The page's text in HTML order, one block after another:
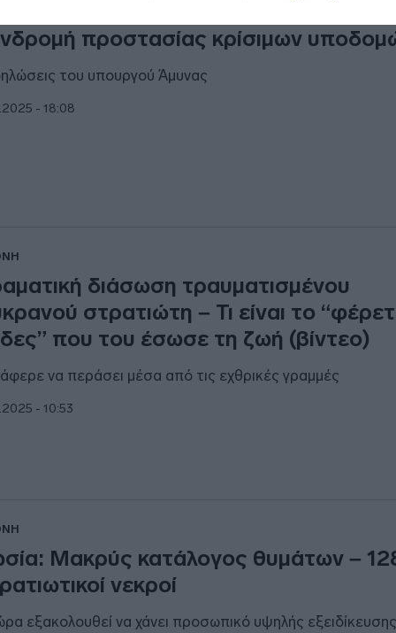
προστασίας κρίσιμων
του υπουργού Άμυνας
- 18:08
διάσωση τραυματισμένου
στρατιώτη – Τι είναι το
που του έσωσε τη ζωή (βίντεο)
να περάσει μέσα από τις εχθρικές γραμμές
- 10:53
Μακρύς κατάλογος θυμάτων –
νεκροί
εξακολουθεί να χάνει προσωπικό υψηλής εξειδίκευσης